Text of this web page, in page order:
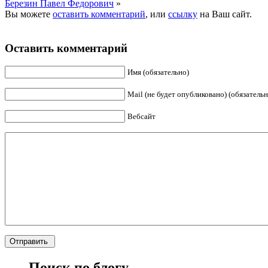
Березин Павел Федорович »
Вы можете оставить комментарий, или ссылку на Ваш сайт.
Оставить комментарий
Имя (обязательно)
Mail (не будет опубликовано)
Вебсайт